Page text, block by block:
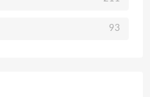
93